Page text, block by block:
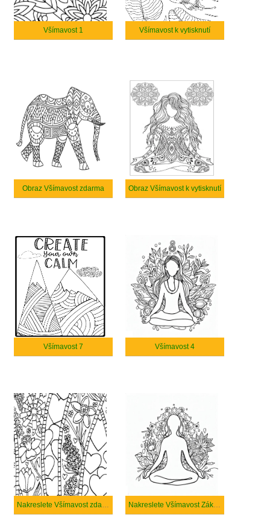
Všímavost 1 Všímavost k vytisknutí
Obraz Všímavost zdarma Obraz Všímavost k vytisknutí
Všímavost 7 Všímavost 4
Nakreslete Všímavost zdarma Nakreslete Všímavost Základní